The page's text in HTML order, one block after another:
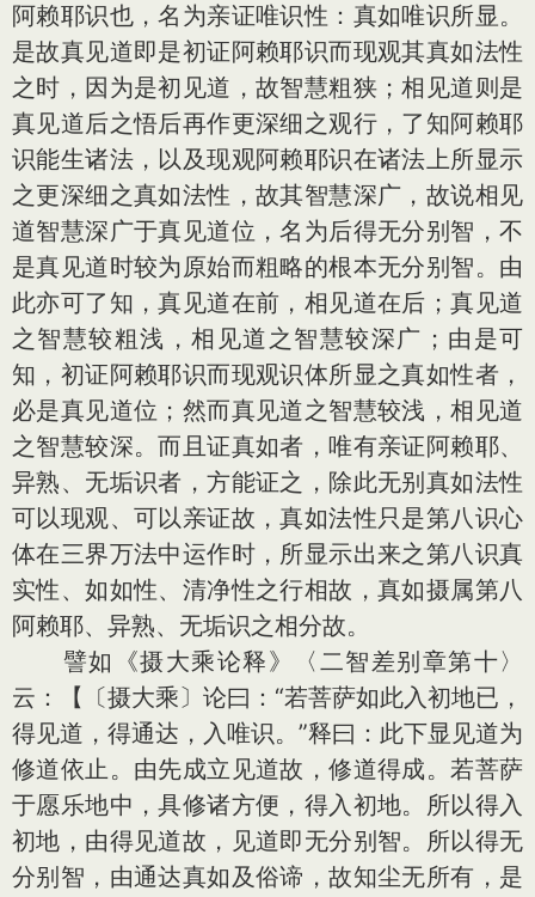
阿赖耶识也，名为亲证唯识性：真如唯识所显。
是故真见道即是初证阿赖耶识而现观其真如法性
之时，因为是初见道，故智慧粗狭；相见道则是
真见道后之悟后再作更深细之观行，了知阿赖耶
识能生诸法，以及现观阿赖耶识在诸法上所显示
之更深细之真如法性，故其智慧深广，故说相见
道智慧深广于真见道位，名为后得无分别智，不
是真见道时较为原始而粗略的根本无分别智。由
此亦可了知，真见道在前，相见道在后；真见道
之智慧较粗浅，相见道之智慧较深广；由是可
知，初证阿赖耶识而现观识体所显之真如性者，
必是真见道位；然而真见道之智慧较浅，相见道
之智慧较深。而且证真如者，唯有亲证阿赖耶、
异熟、无垢识者，方能证之，除此无别真如法性
可以现观、可以亲证故，真如法性只是第八识心
体在三界万法中运作时，所显示出来之第八识真
实性、如如性、清净性之行相故，真如摄属第八
阿赖耶、异熟、无垢识之相分故。
譬如《摄大乘论释》〈二智差别章第十〉
云：【〔摄大乘〕论曰：“若菩萨如此入初地已，
得见道，得通达，入唯识。”释曰：此下显见道为
修道依止。由先成立见道故，修道得成。若菩萨
于愿乐地中，具修诸方便，得入初地。所以得入
初地，由得见道故，见道即无分别智。所以得无
分别智，由通达真如及俗谛，故知尘无所有，是